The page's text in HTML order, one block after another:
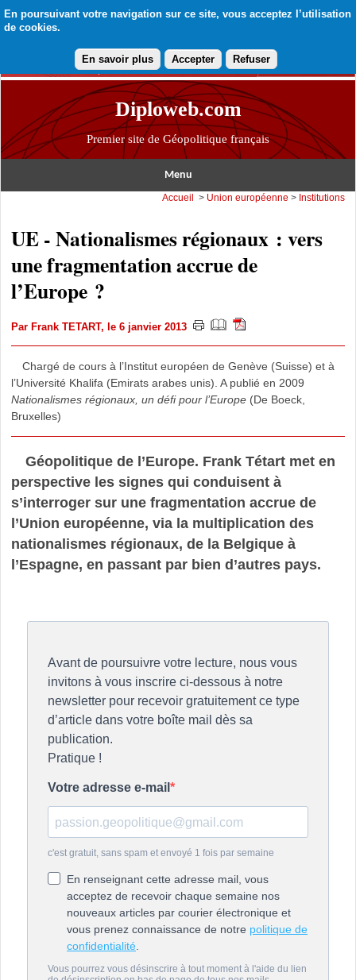
En poursuivant votre navigation sur ce site, vous acceptez l’utilisation
de cookies.
En savoir plus Accepter Refuser
Diploweb.com
Premier site de Géopolitique français
Menu
Accueil > Union européenne > Institutions
UE - Nationalismes régionaux : vers
une fragmentation accrue de
l’Europe ?
Par Frank TETART, le 6 janvier 2013
Chargé de cours à l’Institut européen de Genève (Suisse) et à
l’Université Khalifa (Emirats arabes unis). A publié en 2009
Nationalismes régionaux, un défi pour l’Europe(De Boeck,
Bruxelles)
Géopolitique de l’Europe. Frank Tétart met en
perspective les signes qui conduisent à
s’interroger sur une fragmentation accrue de
l’Union européenne, via la multiplication des
nationalismes régionaux, de la Belgique à
l’Espagne, en passant par bien d’autres pays.